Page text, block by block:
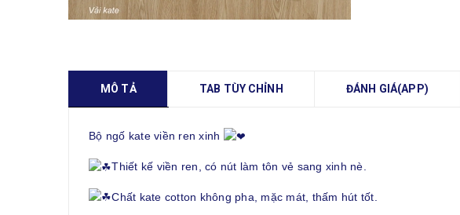
MÔ TẢ TAB TÙY CHỈNH ĐÁNH GIÁ(APP)
Bộ ngố kate viền ren xinh
Thiết kế viền ren, có nút làm tôn vẻ sang xinh nè.
Chất kate cotton không pha, mặc mát, thấm hút tốt.